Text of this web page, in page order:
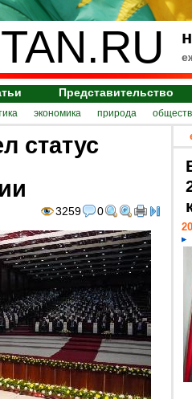
Представительство
экономика природа
статус
3259 0